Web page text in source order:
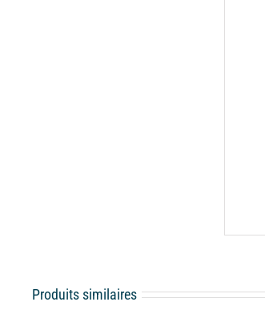
Produits similaires